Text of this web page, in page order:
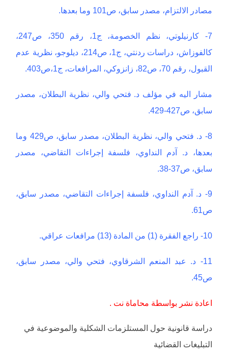
مصادر الالتزام، مصدر سابق، ص101 وما بعدها.
7- كارنيلوتي، نظم الخصومة، ج1، رقم 350، ص247،
كالفوزاش، دراسات ردنتي، ج1، ص214، ديلوجو، نظرية عدم
القبول، رقم 70، ص82، زانزوكي، المرافعات، ج1،ص403.
مشار اليه في مؤلف د. فتحي والي، نظرية البطلان، مصدر
سابق، ص427-429.
8- د. فتحي والي، نظرية البطلان، مصدر سابق، ص429 وما
بعدها، د. آدم النداوي، فلسفة إجراءات التقاضي، مصدر
سابق، ص37-38.
9- د. آدم النداوي، فلسفة إجراءات التقاضي، مصدر سابق،
ص61.
10- راجع الفقرة (1) من المادة (13) مرافعات عراقي.
11- د. عبد المنعم الشرقاوي، فتحي والي، مصدر سابق،
ص45.
اعادة نشر بواسطة محاماة نت .
دراسة قانونية حول المستلزمات الشكلية والموضوعية في
التبليغات القضائية